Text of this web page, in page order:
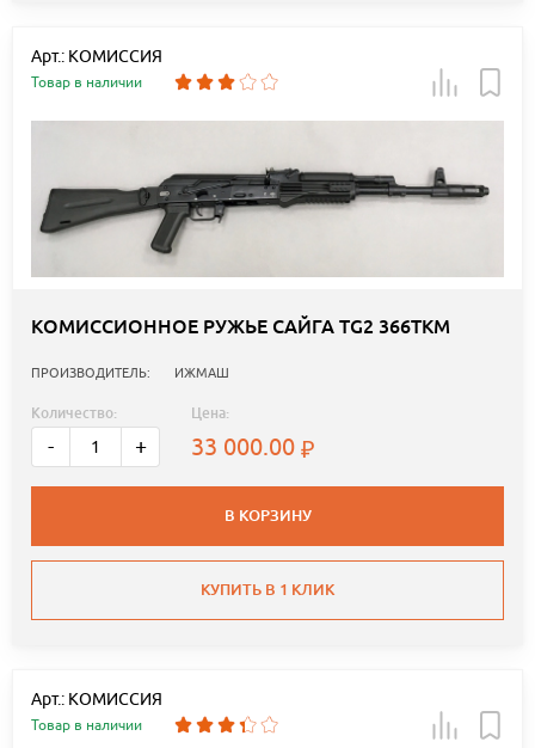
Арт.: КОМИССИЯ
Товар в наличии
КОМИССИОННОЕ РУЖЬЕ САЙГА TG2 366ТКМ
ПРОИЗВОДИТЕЛЬ: ИЖМАШ
Количество:
- +
Цена:
33 000.00
В КОРЗИНУ
КУПИТЬ В 1 КЛИК
Арт.: КОМИССИЯ
Товар в наличии